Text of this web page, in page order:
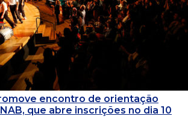
encontro de orientação
que abre inscrições no dia 10